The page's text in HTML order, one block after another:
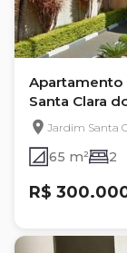
Apartamento
Santa Clara
Jardim Santa
65 m² 2
R$